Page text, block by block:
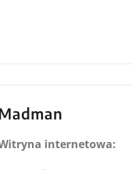
internetowa: